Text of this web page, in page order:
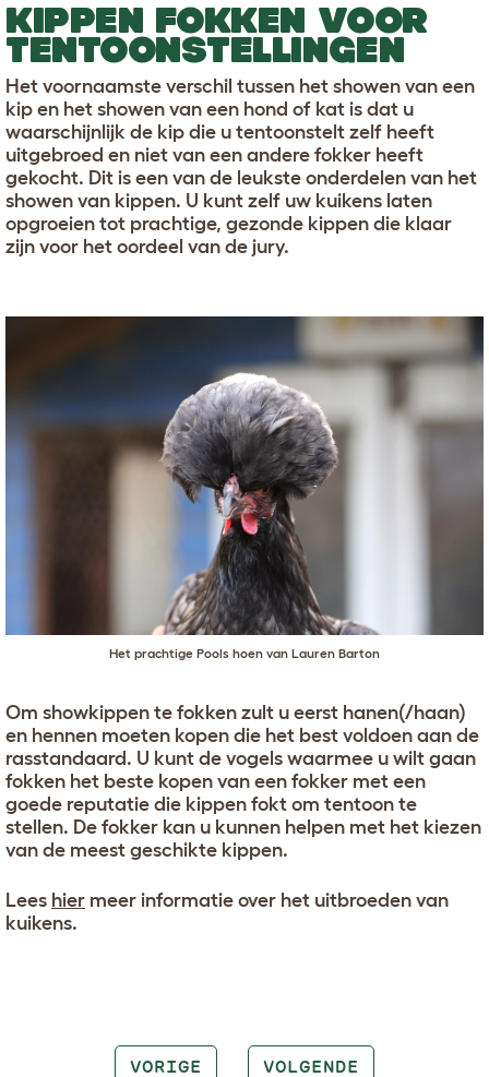
KIPPEN FOKKEN VOOR
TENTOONSTELLINGEN
Het voornaamste verschil tussen het showen van een
kip en het showen van een hond of kat is dat u
waarschijnlijk de kip die u tentoonstelt zelf heeft
uitgebroed en niet van een andere fokker heeft
gekocht. Dit is een van de leukste onderdelen van het
showen van kippen. U kunt zelf uw kuikens laten
opgroeien tot prachtige, gezonde kippen die klaar
zijn voor het oordeel van de jury.
Het prachtige Pools hoen van Lauren Barton
Om showkippen te fokken zult u eerst hanen(/haan)
en hennen moeten kopen die het best voldoen aan de
rasstandaard. U kunt de vogels waarmee u wilt gaan
fokken het beste kopen van een fokker met een
goede reputatie die kippen fokt om tentoon te
stellen. De fokker kan u kunnen helpen met het kiezen
van de meest geschikte kippen.
Lees hier meer informatie over het uitbroeden van
kuikens.
VORIGE VOLGENDE